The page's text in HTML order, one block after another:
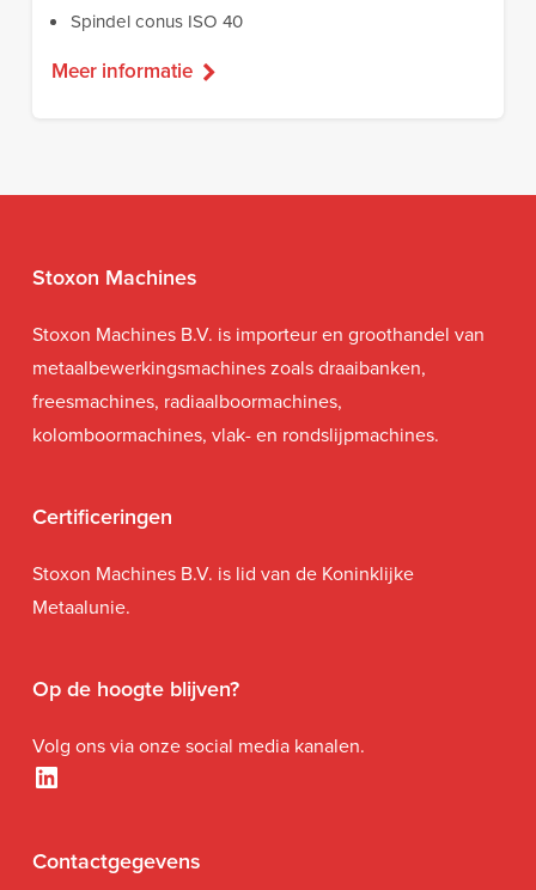
Spindel conus ISO 40
Meer informatie
Stoxon Machines
Stoxon Machines B.V. is importeur en groothandel van
metaalbewerkingsmachines zoals draaibanken,
freesmachines, radiaalboormachines,
kolomboormachines, vlak- en rondslijpmachines.
Certificeringen
Stoxon Machines B.V. is lid van de Koninklijke
Metaalunie.
Op de hoogte blijven?
Volg ons via onze social media kanalen.
LinkedIn
Contactgegevens